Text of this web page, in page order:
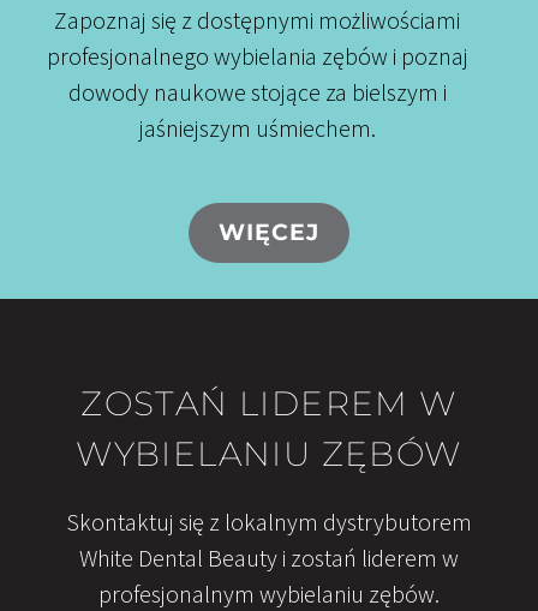
Zapoznaj się z dostępnymi możliwościami
profesjonalnego wybielania zębów i poznaj
dowody naukowe stojące za bielszym i
jaśniejszym uśmiechem.
WIĘCEJ
ZOSTAŃ LIDEREM W
WYBIELANIU ZĘBÓW
Skontaktuj się z lokalnym dystrybutorem
White Dental Beauty i zostań liderem w
profesjonalnym wybielaniu zębów.